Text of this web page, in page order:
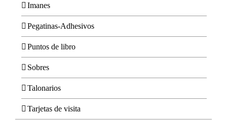
Imanes
Pegatinas-Adhesivos
Puntos de libro
Sobres
Talonarios
Tarjetas de visita